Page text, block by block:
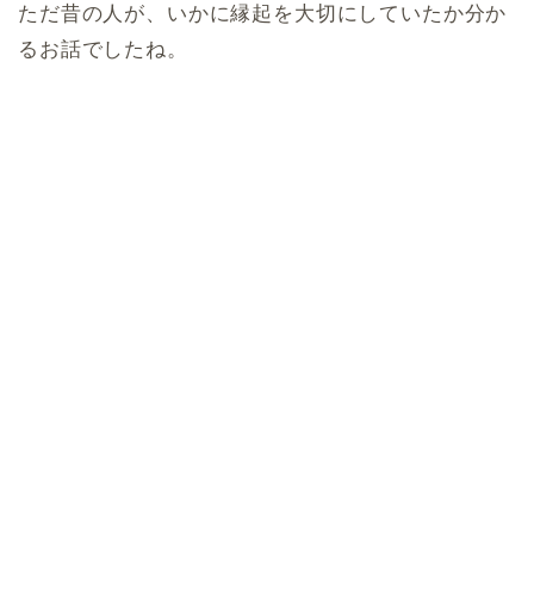
ただ昔の人が、いかに縁起を大切にしていたか分か
るお話でしたね。